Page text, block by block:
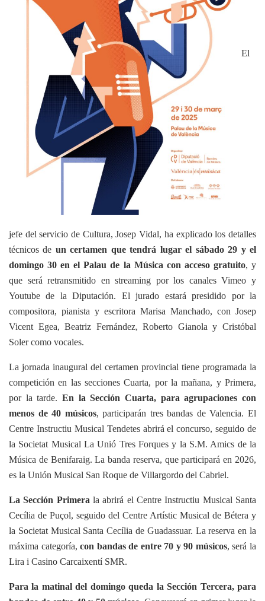
El
jefe del servicio de Cultura, Josep Vidal, ha explicado los detalles
técnicos de un certamen que tendrá lugar el sábado 29 y el
domingo 30 en el Palau de la Música con acceso gratuito, y
que será retransmitido en streaming por los canales Vimeo y
Youtube de la Diputación. El jurado estará presidido por la
compositora, pianista y escritora Marisa Manchado, con Josep
Vicent Egea, Beatriz Fernández, Roberto Gianola y Cristóbal
Soler como vocales.
La jornada inaugural del certamen provincial tiene programada la
competición en las secciones Cuarta, por la mañana, y Primera,
por la tarde. En la Sección Cuarta, para agrupaciones con
menos de 40 músicos, participarán tres bandas de Valencia. El
Centre Instructiu Musical Tendetes abrirá el concurso, seguido de
la Societat Musical La Unió Tres Forques y la S.M. Amics de la
Música de Benifaraig. La banda reserva, que participará en 2026,
es la Unión Musical San Roque de Villargordo del Cabriel.
La Sección Primera la abrirá el Centre Instructiu Musical Santa
Cecília de Puçol, seguido del Centre Artístic Musical de Bétera y
la Societat Musical Santa Cecília de Guadassuar. La reserva en la
máxima categoría,con bandas de entre 70 y 90 músicos, será la
Lira i Casino Carcaixentí SMR.
Para la matinal del domingo queda laSección Tercera, para